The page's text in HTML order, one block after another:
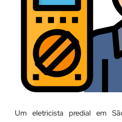
Um eletricista predial em